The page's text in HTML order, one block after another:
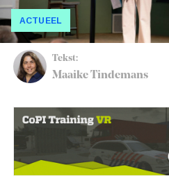
ACTUEEL
Tekst:
Maaike Tindemans